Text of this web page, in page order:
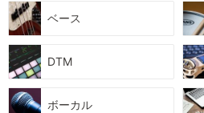
ベース
DTM
ボーカル